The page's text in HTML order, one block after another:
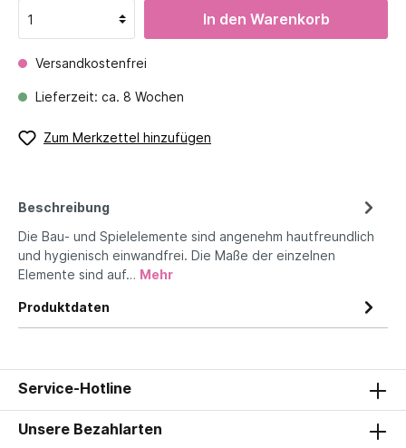
In den Warenkorb
Versandkostenfrei
Lieferzeit: ca. 8 Wochen
Zum Merkzettel hinzufügen
Beschreibung
Die Bau- und Spielelemente sind angenehm hautfreundlich
und hygienisch einwandfrei. Die Maße der einzelnen
Elemente sind auf… Mehr
Produktdaten
Service-Hotline
Unsere Bezahlarten